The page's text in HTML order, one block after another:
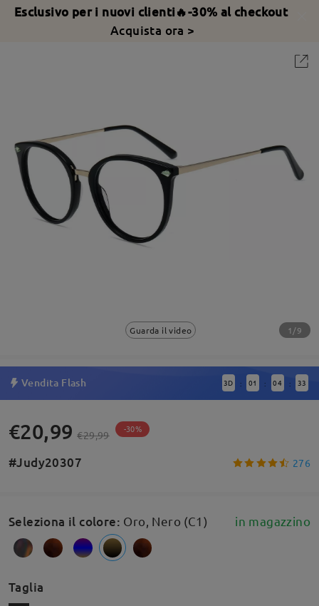
Esclusivo per i nuovi clienti🔥-30% al checkout
Acquista ora >
Guarda il video 1/9
Vendita Flash 3D : 01 : 04 : 33
€20,99 €29,99 -30%
#Judy20307 276
Seleziona il colore: Oro, Nero (C1) in magazzino
Taglia